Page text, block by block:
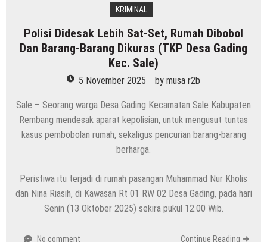
KRIMINAL
Polisi Didesak Lebih Sat-Set, Rumah Dibobol
Dan Barang-Barang Dikuras (TKP Desa Gading
Kec. Sale)
5 November 2025 by musa r2b
Sale – Seorang warga Desa Gading Kecamatan Sale Kabupaten
Rembang mendesak aparat kepolisian, untuk mengusut tuntas
kasus pembobolan rumah, sekaligus pencurian barang-barang
berharga.
Peristiwa itu terjadi di rumah pasangan Muhammad Nur Kholis
dan Nina Riasih, di Kawasan Rt 01 RW 02 Desa Gading, pada hari
Senin (13 Oktober 2025) sekira pukul 12.00 Wib.
No comment Continue Reading